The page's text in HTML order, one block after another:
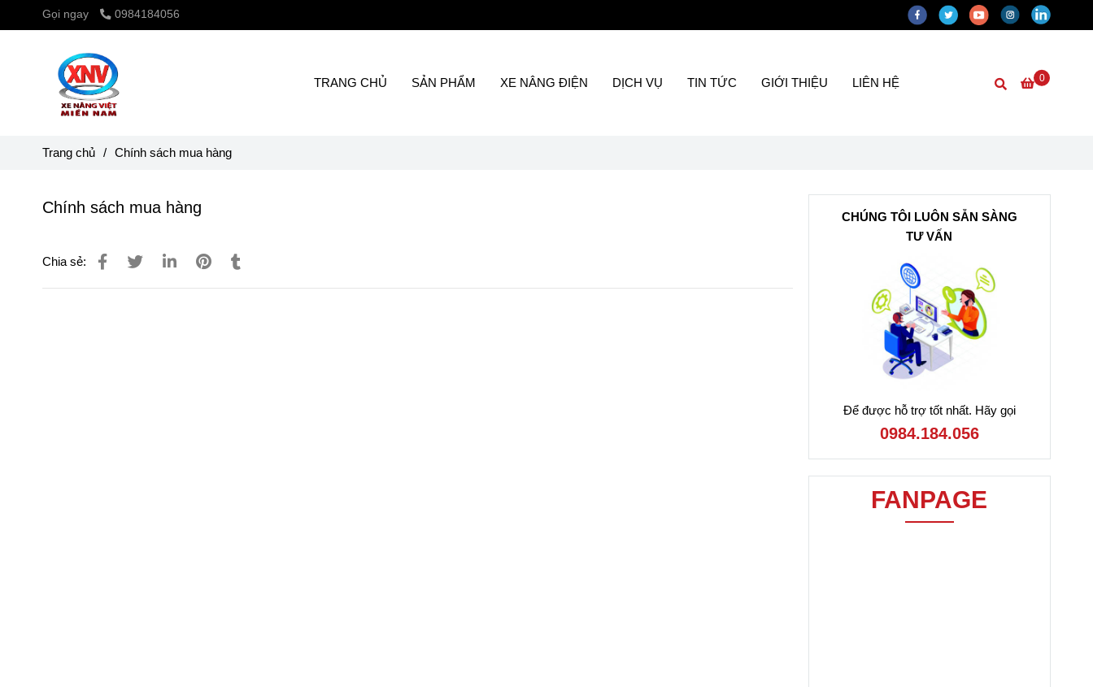
Gọi ngay 0984184056
0
TRANG CHỦ SẢN PHẨM XE NÂNG ĐIỆN DỊCH VỤ TIN TỨC GIỚI THIỆU LIÊN HỆ
Trang chủ / Chính sách mua hàng
Chính sách mua hàng
Chia sẻ:
CHÚNG TÔI LUÔN SẴN SÀNG
TƯ VẤN
Để được hỗ trợ tốt nhất. Hãy gọi
0984.184.056
FANPAGE